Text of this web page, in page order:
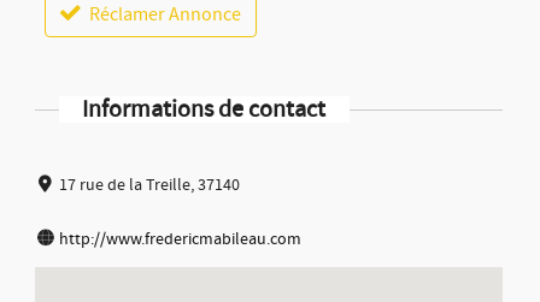
Réclamer Annonce
Informations de contact
17 rue de la Treille, 37140
http://www.fredericmabileau.com